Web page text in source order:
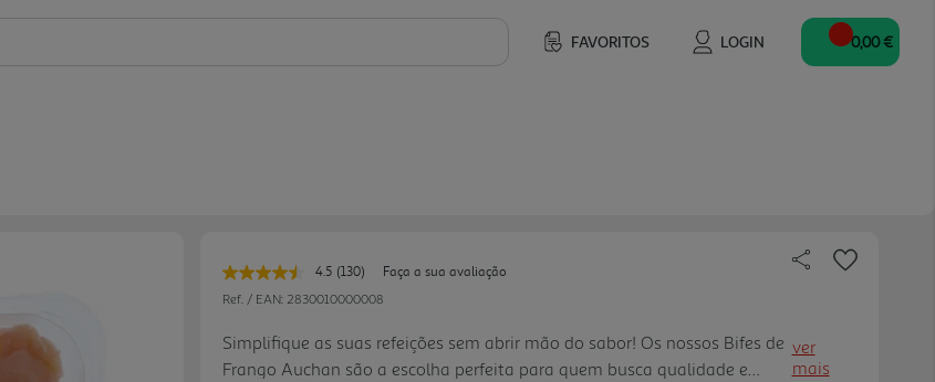
FAVORITOS LOGIN 0,00 €
4.5 Leu
130
para
a
(130)
Faça a sua avaliação
Ref. / EAN: 2830010000008
Simplifique as suas refeições sem abrir mão do sabor! Os nossos Bifes de
Frango Auchan são a escolha perfeita para quem busca qualidade e
ver
mais